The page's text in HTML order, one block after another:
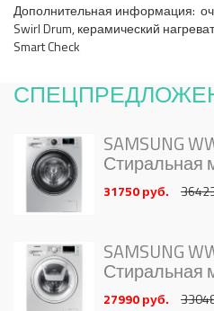
Дополнительная информация:
Swirl Drum, керамический
Smart Check
SAMSUNG
Стиральная
31750 руб.
SAMSUNG
Стиральная
27990 руб.